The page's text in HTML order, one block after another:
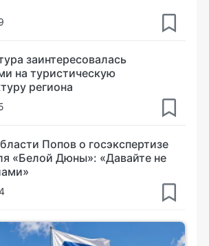
заинтересовалась
на туристическую
региона
Попов о госэкспертизе
«Белой Дюны»: «Давайте не